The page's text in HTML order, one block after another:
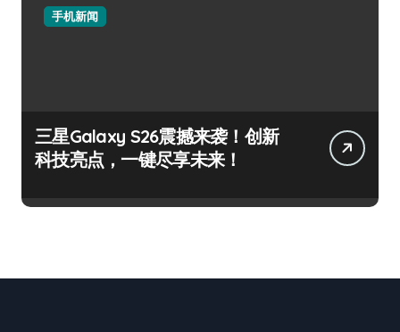
手机新闻
三星Galaxy S26震撼来袭！创新
科技亮点，一键尽享未来！